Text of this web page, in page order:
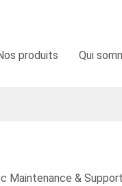
produits Qui
Maintenance & Support